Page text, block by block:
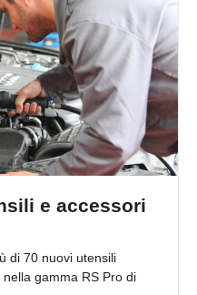
e accessori
di 70 nuovi utensili
gamma RS Pro di